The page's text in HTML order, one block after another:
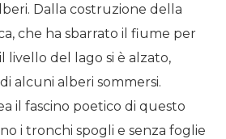
Dalla costruzione della
che ha sbarrato il fiume per
livello del lago si è alzato,
alcuni alberi sommersi.
il fascino poetico di questo
i tronchi spogli e senza foglie